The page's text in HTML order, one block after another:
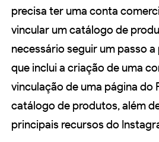
precisa ter uma conta
vincular um catálogo de
necessário seguir um passo
que inclui a criação de uma
vinculação de uma página do
catálogo de produtos, além
principais recursos do